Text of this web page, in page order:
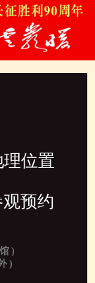
理位置
预约
)
)